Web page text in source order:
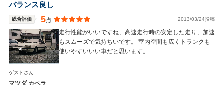
バランス良し
総合評価 5点 2013/03/24投稿
走行性能がいいですね、高速走行時の安定した走り、加速
もスムーズで気持ちいです。 室内空間も広くトランクも
使いやすいいい車だと思います。
ゲストさん
マツダ カペラ